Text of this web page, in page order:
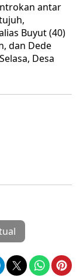
antar
Buyut (40)
dan Dede
Desa